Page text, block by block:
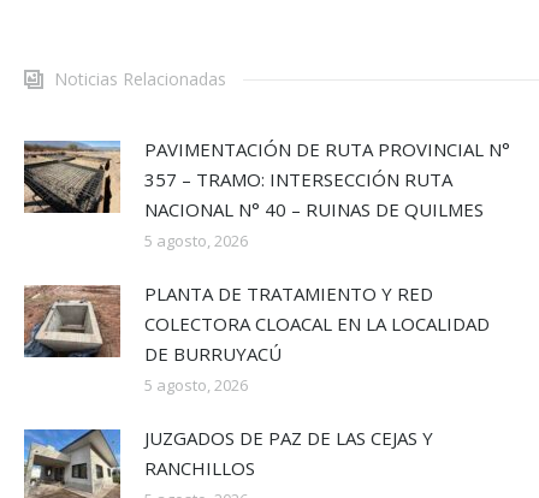
Noticias Relacionadas
PAVIMENTACIÓN DE RUTA PROVINCIAL N°
357 – TRAMO: INTERSECCIÓN RUTA
NACIONAL N° 40 – RUINAS DE QUILMES
5 agosto, 2026
PLANTA DE TRATAMIENTO Y RED
COLECTORA CLOACAL EN LA LOCALIDAD
DE BURRUYACÚ
5 agosto, 2026
JUZGADOS DE PAZ DE LAS CEJAS Y
RANCHILLOS